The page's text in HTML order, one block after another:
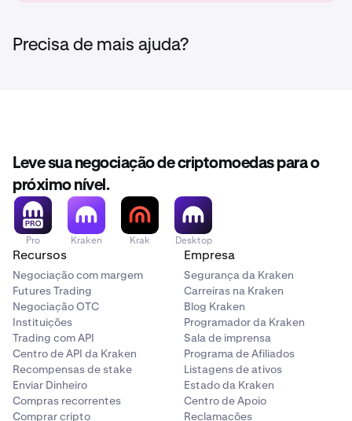
USDG/USDC):
• Atabela de taxas de stablecoin
• A negociação nãocontribuirá para o seu volume de
negociação de 30 dias.
Se o par de moedas tiver duas moedas fiduciárias (por
exemplo,EUR/USD
• A tabela de taxas de stablecoin se aplica.
• A negociaçãonão
contribuirá para o seu volume de
negociação de 30 dias.
Precisa de mais ajuda?
Leve sua negociação de criptomoedas para o
próximo nível.
Pro Kraken Krak Desktop
Recursos
Negociação com margem
Futures Trading
Negociação OTC
Instituições
Trading com API
Centro de API da Kraken
Recompensas de stake
Enviar Dinheiro
Compras recorrentes
Comprar cripto
Empresa
Segurança da Kraken
Carreiras na Kraken
Blog Kraken
Programador da Kraken
Sala de imprensa
Programa de Afiliados
Listagens de ativos
Estado da Kraken
Centro de Apoio
Reclamações